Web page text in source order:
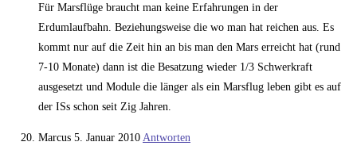
Für Marsflüge braucht man keine Erfahrungen in der
Erdumlaufbahn. Beziehungsweise die wo man hat reichen aus. Es
kommt nur auf die Zeit hin an bis man den Mars erreicht hat (rund
7-10 Monate) dann ist die Besatzung wieder 1/3 Schwerkraft
ausgesetzt und Module die länger als ein Marsflug leben gibt es auf
der ISs schon seit Zig Jahren.
Marcus 5. Januar 2010 Antworten